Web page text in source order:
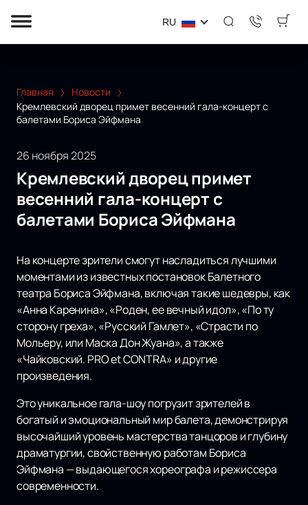
RU
Главная
Новости
Кремлевский дворец примет весенний гала-концерт с
балетами Бориса Эйфмана
26 ноября 2025
Кремлевский дворец примет
весенний гала-концерт с
балетами Бориса Эйфмана
На концерте зрители смогут насладиться лучшими
моментами из известных постановок Балетного
театра Бориса Эйфмана, включая такие шедевры, как
«Анна Каренина», «Роден, ее вечный идол», «По ту
сторону греха», «Русский Гамлет», «Страсти по
Мольеру, или Маска Дон Жуана», а также
«Чайковский. PRO et CONTRA» и другие
произведения.
Это уникальное гала-шоу погрузит зрителей в
богатый и эмоциональный мир балета, демонстрируя
высочайший уровень мастерства танцоров и глубину
драматургии, свойственную работам Бориса
Эйфмана — выдающегося хореографа и режиссера
современности.